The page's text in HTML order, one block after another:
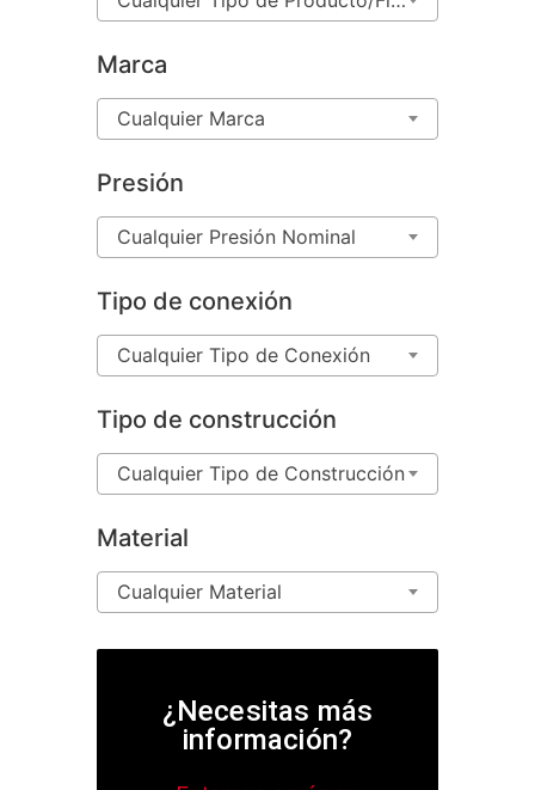
Marca
Cualquier Marca
Presión
Cualquier Presión Nominal
Tipo de conexión
Cualquier Tipo de Conexión
Tipo de construcción
Cualquier Tipo de Construcción
Material
Cualquier Material
¿Necesitas más
información?